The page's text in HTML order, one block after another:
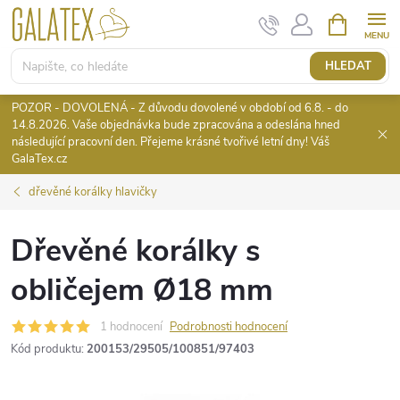
Přejít
obsah
HLEDAT
NÁKUPNÍ
KOŠÍK
POZOR - DOVOLENÁ - Z důvodu dovolené v období od 6.8. - do
14.8.2026. Vaše objednávka bude zpracována a odeslána hned
následující pracovní den. Přejeme krásné tvořivé letní dny! Váš
GalaTex.cz
dřevěné korálky hlavičky
Dřevěné korálky s
obličejem Ø18 mm
1 hodnocení Podrobnosti hodnocení
Kód produktu: 200153/29505/100851/97403